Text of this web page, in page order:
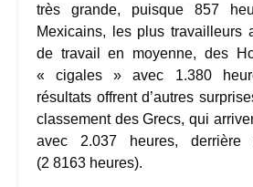
très grande, puisque 857
Mexicains, les plus travailleurs
de travail en moyenne, des
« cigales » avec 1.380
résultats offrent d’autres
classement des Grecs, qui
avec 2.037 heures, derrière
(2 8163 heures).